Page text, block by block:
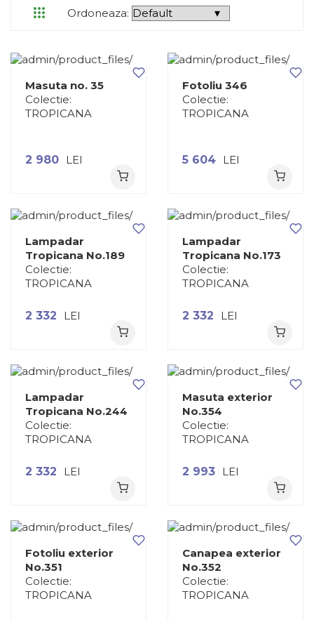
Ordoneaza:
Masuta no. 35
Colectie:
TROPICANA
2 980 LEI
Fotoliu 346
Colectie:
TROPICANA
5 604 LEI
Lampadar
Tropicana No.189
Colectie:
TROPICANA
2 332 LEI
Lampadar
Tropicana No.173
Colectie:
TROPICANA
2 332 LEI
Lampadar
Tropicana No.244
Colectie:
TROPICANA
2 332 LEI
Masuta exterior
No.354
Colectie:
TROPICANA
2 993 LEI
Fotoliu exterior
No.351
Colectie:
TROPICANA
Canapea exterior
No.352
Colectie:
TROPICANA